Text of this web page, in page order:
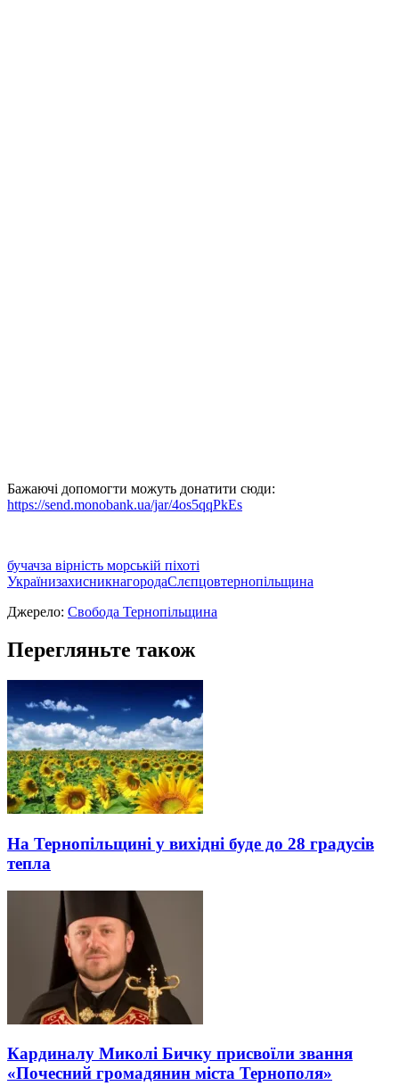
Бажаючі допомогти можуть донатити сюди:
https://send.monobank.ua/jar/4os5qqPkEs
бучачза вірність морській піхоті
УкраїнизахисникнагородаСлєпцовтернопільщина
Джерело: Свобода Тернопільщина
Перегляньте також
На Тернопільщині у вихідні буде до 28 градусів
тепла
Кардиналу Миколі Бичку присвоїли звання
«Почесний громадянин міста Тернополя»